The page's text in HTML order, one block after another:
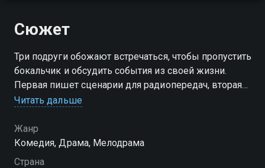
Сюжет
Три подруги обожают встречаться, чтобы пропустить
бокальчик и обсудить события из своей жизни.
Первая пишет сценарии для радиопередач, вторая
преподаёт йогу, третья ведёт канал на YouTube.
постановщик телевизионных шоу.
Читать дальше
Жанр
Комедия, Драма, Мелодрама
Страна